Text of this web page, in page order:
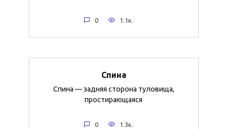
0 1.1к.
Спина
Спина — задняя сторона туловища,
простирающаяся
0 1.3к.